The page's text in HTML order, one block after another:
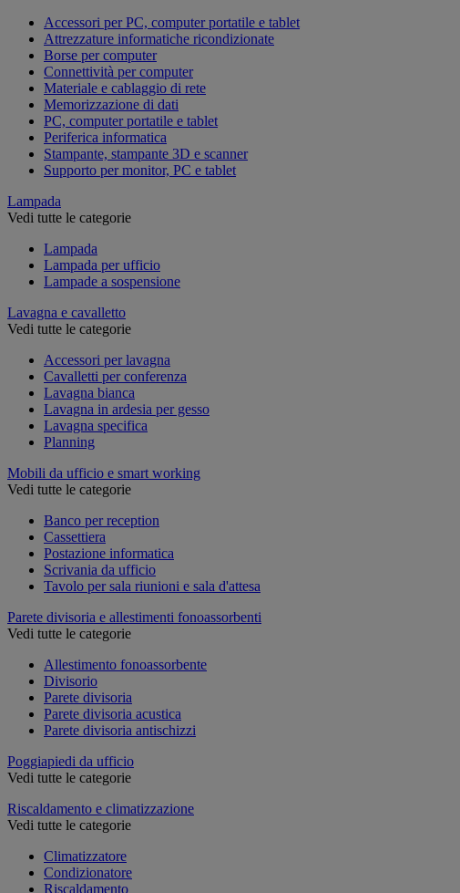
Accessori per PC, computer portatile e tablet
Attrezzature informatiche ricondizionate
Borse per computer
Connettività per computer
Materiale e cablaggio di rete
Memorizzazione di dati
PC, computer portatile e tablet
Periferica informatica
Stampante, stampante 3D e scanner
Supporto per monitor, PC e tablet
Lampada
Vedi tutte le categorie
Lampada
Lampada per ufficio
Lampade a sospensione
Lavagna e cavalletto
Vedi tutte le categorie
Accessori per lavagna
Cavalletti per conferenza
Lavagna bianca
Lavagna in ardesia per gesso
Lavagna specifica
Planning
Mobili da ufficio e smart working
Vedi tutte le categorie
Banco per reception
Cassettiera
Postazione informatica
Scrivania da ufficio
Tavolo per sala riunioni e sala d'attesa
Parete divisoria e allestimenti fonoassorbenti
Vedi tutte le categorie
Allestimento fonoassorbente
Divisorio
Parete divisoria
Parete divisoria acustica
Parete divisoria antischizzi
Poggiapiedi da ufficio
Vedi tutte le categorie
Riscaldamento e climatizzazione
Vedi tutte le categorie
Climatizzatore
Condizionatore
Riscaldamento